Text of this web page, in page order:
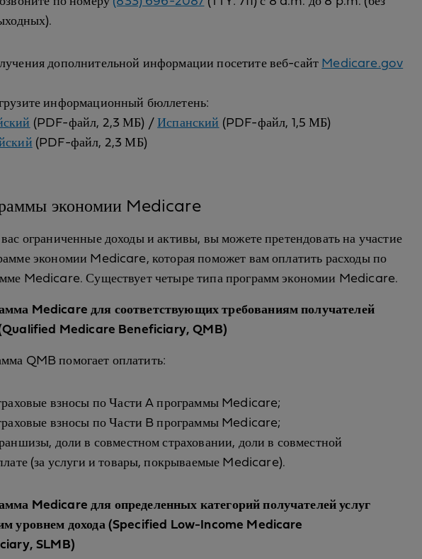
дополнительной информации посетите веб-сайт Medicare.gov
информационный бюллетень:
(PDF-файл, 2,3 МБ) /Испанский (PDF-файл, 1,5 МБ)
(PDF-файл, 2,3 МБ)
экономии Medicare
ограниченные доходы и активы, вы можете претендовать на участие
экономии Medicare, которая поможет вам оплатить расходы по
Medicare. Существует четыре типа программ экономии Medicare.
Medicare для соответствующих требованиям получателей
Medicare Beneficiary, QMB)
QMB помогает оплатить:
взносы по Части A программы Medicare;
взносы по Части B программы Medicare;
доли в совместном страховании, доли в совместной
(за услуги и товары, покрываемые Medicare).
Medicare для определенных категорий получателей услуг
уровнем дохода (Specified Low-Income Medicare
SLMB)